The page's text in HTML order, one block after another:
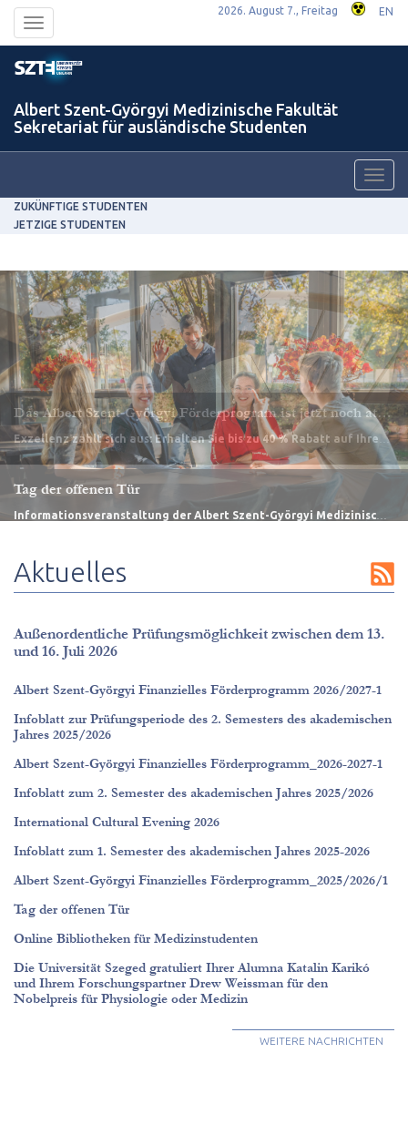
Toggle
navigation
2026. August 7., Freitag EN
Albert Szent-Györgyi Medizinische Fakultät
Sekretariat für ausländische Studenten
ZUKÜNFTIGE STUDENTEN
JETZIGE STUDENTEN
Tag der offenen Tür
Aktuelles
Außenordentliche Prüfungsmöglichkeit zwischen dem 13.
und 16. Juli 2026
Albert Szent-Györgyi Finanzielles Förderprogramm 2026/2027-1
Infoblatt zur Prüfungsperiode des 2. Semesters des akademischen
Jahres 2025/2026
Albert Szent-Györgyi Finanzielles Förderprogramm_2026-2027-1
Infoblatt zum 2. Semester des akademischen Jahres 2025/2026
International Cultural Evening 2026
Infoblatt zum 1. Semester des akademischen Jahres 2025-2026
Albert Szent-Györgyi Finanzielles Förderprogramm_2025/2026/1
Tag der offenen Tür
Online Bibliotheken für Medizinstudenten
Die Universität Szeged gratuliert Ihrer Alumna Katalin Karikó
und Ihrem Forschungspartner Drew Weissman für den
Nobelpreis für Physiologie oder Medizin
WEITERE NACHRICHTEN